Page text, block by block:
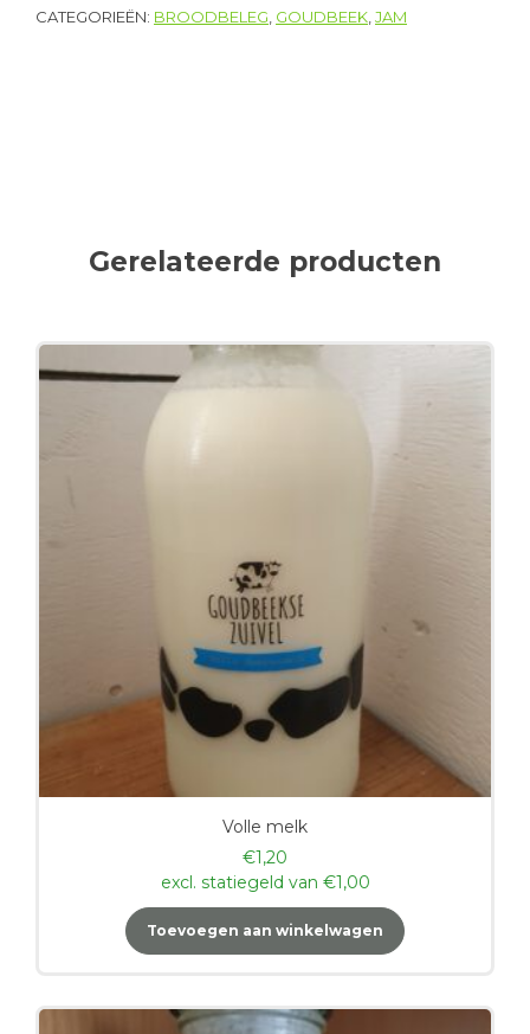
CATEGORIEËN: BROODBELEG GOUDBEEK JAM
Gerelateerde producten
Volle melk
€1,20
excl. statiegeld van €1,00
Toevoegen aan winkelwagen